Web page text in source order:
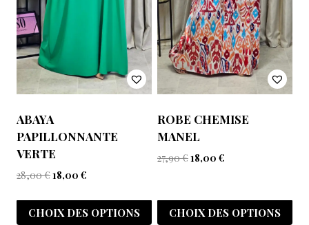
ABAYA
PAPILLONNANTE
VERTE
28,00€18,00 €
CHOIX DES OPTIONS
ROBE CHEMISE
MANEL
27,90€18,00 €
CHOIX DES OPTIONS